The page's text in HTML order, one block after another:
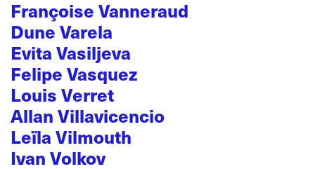
Françoise Vanneraud
Dune Varela
Evita Vasiljeva
Felipe Vasquez
Louis Verret
Allan Villavicencio
Leïla Vilmouth
Ivan Volkov